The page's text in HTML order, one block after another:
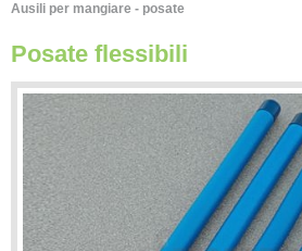
Ausili per mangiare - posate
Posate flessibili